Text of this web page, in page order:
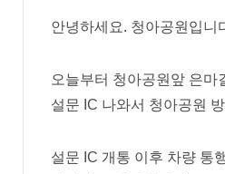
안녕하세요. 청아공원입니
오늘부터 청아공원앞 은마
설문 IC 나와서 청아공원
설문 IC 개통 이후 차량 통